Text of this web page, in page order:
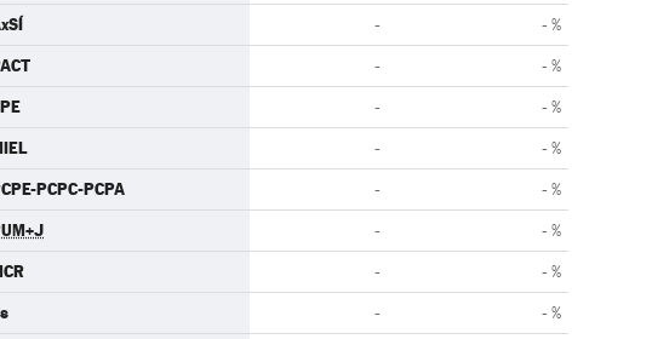
- - %
- - %
- - %
- - %
PCPC-PCPA - - %
- - %
- - %
- - %